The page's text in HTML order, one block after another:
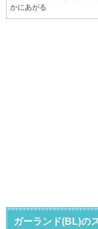
かにあがる
ガーランド(BL)の